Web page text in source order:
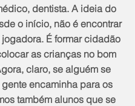
dentista. A ideia do
o início, não é encontrar
É formar cidadão
as crianças no bom
claro, se alguém se
gente encaminha para os
também alunos que se